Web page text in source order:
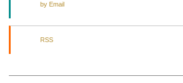
by Email
RSS